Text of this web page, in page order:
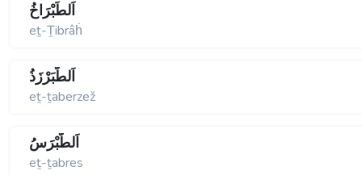
اَلطِّبْرَاخُ
eṯ-Ṯibrâḣ
اَلطَّبَرْزَذُ
eṯ-ṯaberzež
اَلطَّبْرَسُ
eṯ-ṯabres